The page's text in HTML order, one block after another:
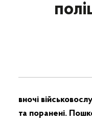
вночі
та поранені.